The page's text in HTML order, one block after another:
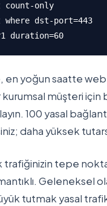
only
dst-port=443
duration=60
en yoğun saatte
müşteri için
100 yasal
daha yüksek
trafiğinizin tepe
Geleneksel
tutmak yasal trafik